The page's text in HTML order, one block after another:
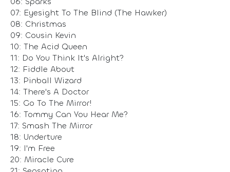
07: Eyesight To The Blind (The Hawker)
08: Christmas
09: Cousin Kevin
10: The Acid Queen
11: Do You Think It's Alright?
12: Fiddle About
13: Pinball Wizard
14: There's A Doctor
15: Go To The Mirror!
16: Tommy Can You Hear Me?
17: Smash The Mirror
18: Underture
19: I'm Free
20: Miracle Cure